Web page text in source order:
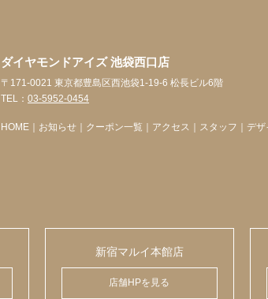
ダイヤモンドアイズ 池袋西口店
〒171-0021 東京都豊島区西池袋1-19-6 松長ビル6階
TEL： 03-5952-0454
HOME お知らせ クーポン一覧 アクセス スタッフ デザ
新宿マルイ本館店
店舗HPを見る